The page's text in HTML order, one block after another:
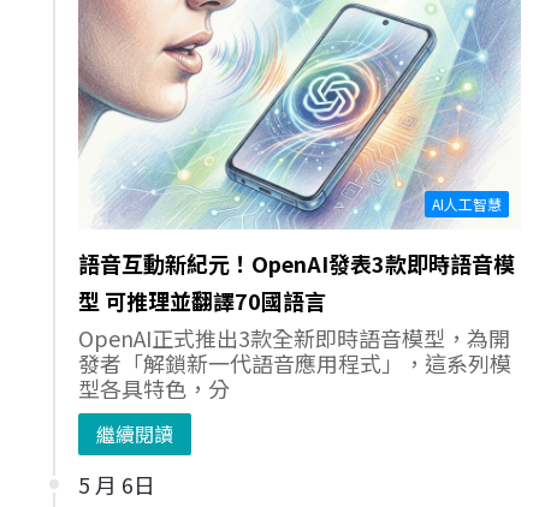
AI人工智慧
語音互動新紀元！OpenAI發表3款即時語音模
型 可推理並翻譯70國語言
OpenAI正式推出3款全新即時語音模型，為開
發者「解鎖新一代語音應用程式」，這系列模
型各具特色，分
繼續閱讀
5 月 6日